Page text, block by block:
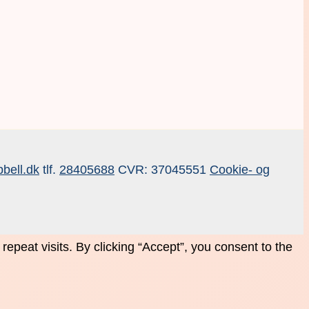
tlf. 28405688 CVR: 37045551 Cookie- og
visits. By clicking “Accept”, you consent to the